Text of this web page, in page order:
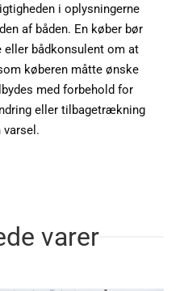
i oplysningerne
af båden. En køber bør
eller bådkonsulent om at
køberen måtte ønske
med forbehold for
eller tilbagetrækning
varsel.
varer